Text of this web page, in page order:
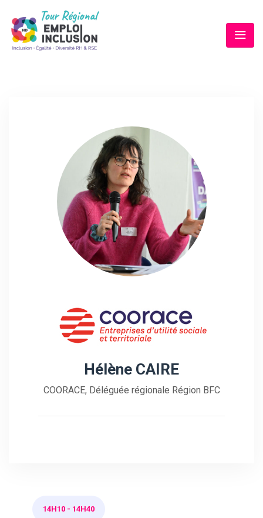
Hélène CAIRE
COORACE, Déléguée régionale Région BFC
14H10 - 14H40